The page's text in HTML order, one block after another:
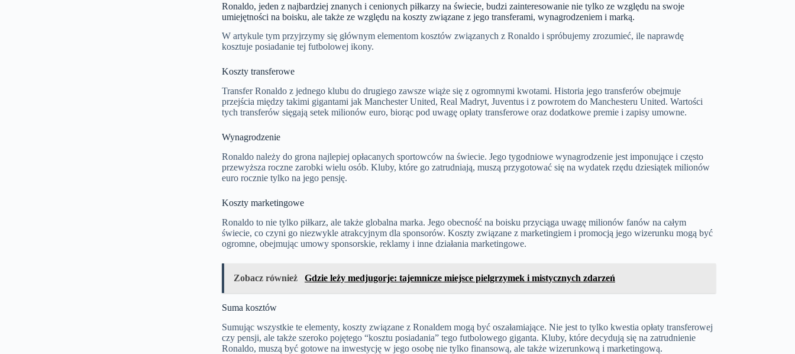
Ronaldo, jeden z najbardziej znanych i cenionych piłkarzy na świecie, budzi zainteresowanie nie tylko ze względu na swoje
umiejętności na boisku, ale także ze względu na koszty związane z jego transferami, wynagrodzeniem i marką.
W artykule tym przyjrzymy się głównym elementom kosztów związanych z Ronaldo i spróbujemy zrozumieć, ile naprawdę
kosztuje posiadanie tej futbolowej ikony.
Koszty transferowe
Transfer Ronaldo z jednego klubu do drugiego zawsze wiąże się z ogromnymi kwotami. Historia jego transferów obejmuje
przejścia między takimi gigantami jak Manchester United, Real Madryt, Juventus i z powrotem do Manchesteru United. Wartości
tych transferów sięgają setek milionów euro, biorąc pod uwagę opłaty transferowe oraz dodatkowe premie i zapisy umowne.
Wynagrodzenie
Ronaldo należy do grona najlepiej opłacanych sportowców na świecie. Jego tygodniowe wynagrodzenie jest imponujące i często
przewyższa roczne zarobki wielu osób. Kluby, które go zatrudniają, muszą przygotować się na wydatek rzędu dziesiątek milionów
euro rocznie tylko na jego pensję.
Koszty marketingowe
Ronaldo to nie tylko piłkarz, ale także globalna marka. Jego obecność na boisku przyciąga uwagę milionów fanów na całym
świecie, co czyni go niezwykle atrakcyjnym dla sponsorów. Koszty związane z marketingiem i promocją jego wizerunku mogą być
ogromne, obejmując umowy sponsorskie, reklamy i inne działania marketingowe.
Zobacz również Gdzie leży medjugorje: tajemnicze miejsce pielgrzymek i mistycznych zdarzeń
Suma kosztów
Sumując wszystkie te elementy, koszty związane z Ronaldem mogą być oszałamiające. Nie jest to tylko kwestia opłaty transferowej
czy pensji, ale także szeroko pojętego “kosztu posiadania” tego futbolowego giganta. Kluby, które decydują się na zatrudnienie
Ronaldo, muszą być gotowe na inwestycję w jego osobę nie tylko finansową, ale także wizerunkową i marketingową.